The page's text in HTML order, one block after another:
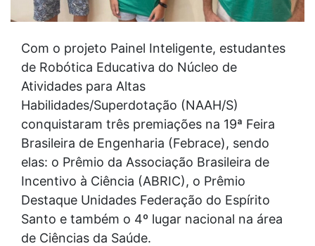
Com o projeto Painel Inteligente, estudantes
de Robótica Educativa do Núcleo de
Atividades para Altas
Habilidades/Superdotação (NAAH/S)
conquistaram três premiações na 19ª Feira
Brasileira de Engenharia (Febrace), sendo
elas: o Prêmio da Associação Brasileira de
Incentivo à Ciência (ABRIC), o Prêmio
Destaque Unidades Federação do Espírito
Santo e também o 4º lugar nacional na área
de Ciências da Saúde.